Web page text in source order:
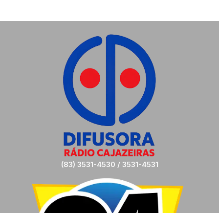
(83) 3531-4530 / 3531-4531